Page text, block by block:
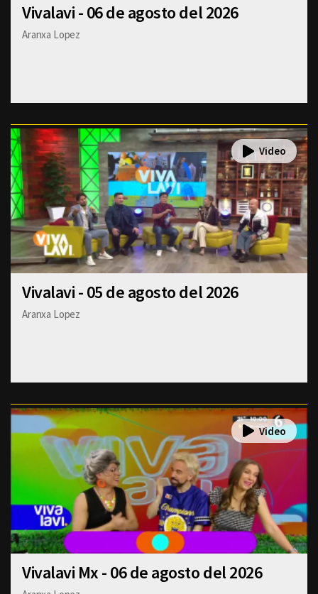
Vivalavi - 06 de agosto del 2026
Aranxa Lopez
Vivalavi - 05 de agosto del 2026
Aranxa Lopez
Vivalavi Mx - 06 de agosto del 2026